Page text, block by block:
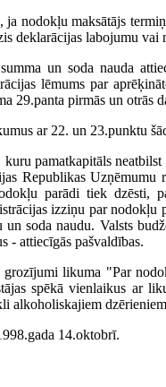
ja nodokļu maksātājs
deklarācijas labojumu
un soda nauda
lēmums par
29.panta pirmās un otrās
ar 22. un 23.punktu
pamatkapitāls
Republikas Uzņēmumu
parādi tiek dzēsti,
izziņu par nodokļu
soda naudu. Valsts
- attiecīgās pašvaldības.
likuma "Par
spēkā vienlaikus ar
alkoholiskajiem
14.oktobrī.